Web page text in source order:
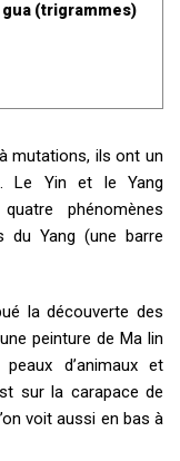
gua (trigrammes)
mutations, ils ont un
Le Yin et le Yang
phénomènes
du Yang (une barre
la découverte des
peinture de Ma lin
d’animaux et
sur la carapace de
voit aussi en bas à